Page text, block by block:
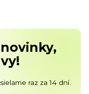
raz za 14 dní.